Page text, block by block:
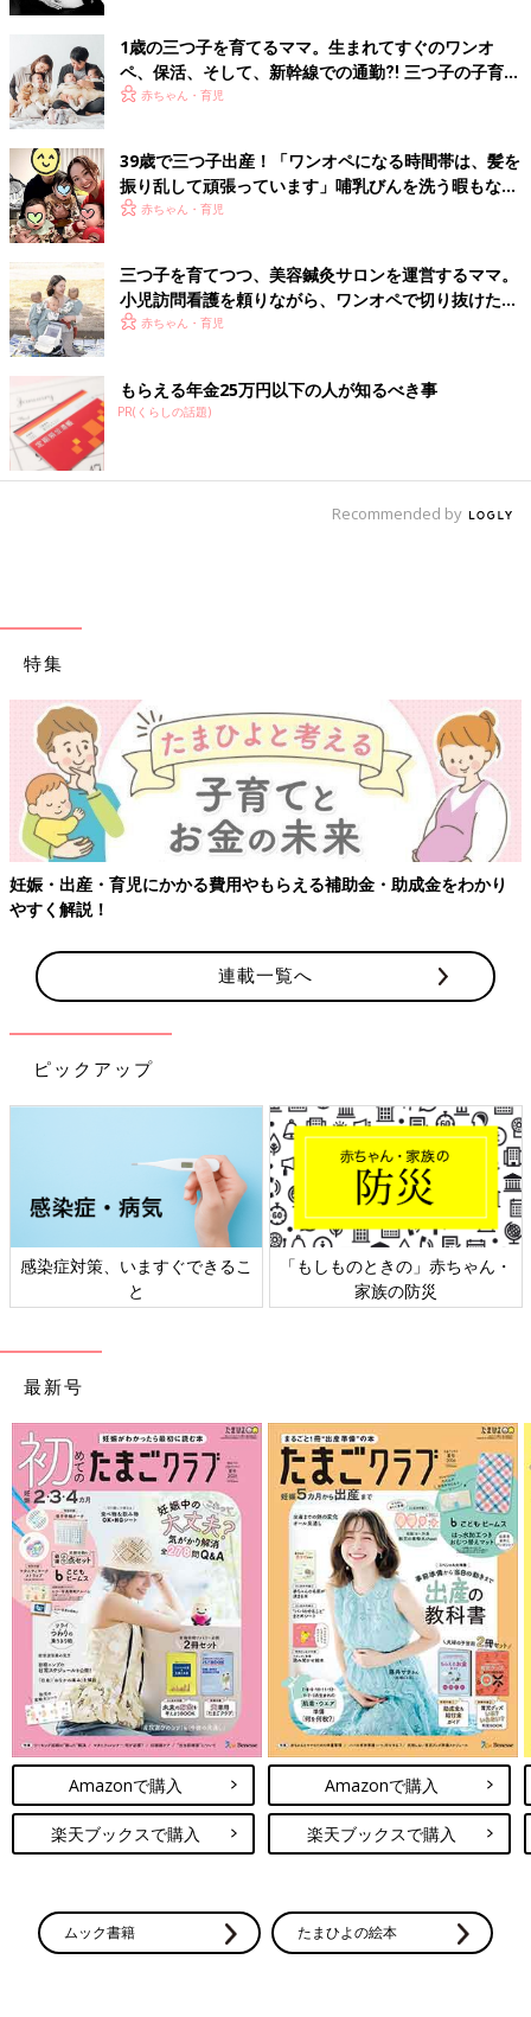
三つ子が幼稚園の年中さんの時のお話です。
確か金曜日だったような。毎日の幼稚園で、週末って3人とも疲
れきってるんですよね。
私も何かこの日に色々あってヘトヘトな日なのでした。
4人ともが疲れきってる中、絶対その日に行かなければいけませ
ん。
え・寝かしけ…まだまだやる事が多い中、3人とも注射で機嫌が
悪く全く思うように進まないのです…。
それを全て解決するには…！新しいおもちゃしかない…！とひら
めいたのでした。
嫌が良くなりませんか？うちの三つ子はそうなのです。大喜びに
なって、注射のグズグズも半減するだろう…！！！
何もない日にポンポンおもちゃを与えるような事はしたくなかっ
たのですが…、この日は私が疲れきってヘトヘトでもう限界なの
でした。。。
1人500円まで、と決めておもちゃ屋さんで大喜びで好きなおも
注射のときはやっぱり泣いちゃったけれど、新しく買ってもらっ
たおもちゃが嬉しいので3人とも頑張れます。
機嫌が悪いからっておもちゃを買い与えるなんて、という罪悪感
は強くありましたが…。
しょっちゅうできる事ではないですしね。
でもでも！この大変な時間を1500円で解決できるなら…！！！と
割り切って、なんとか乗り越えたのでした☆
[三つ子まみれな毎日＃132] 三つ子と予
防接種 ～幼児ワンオペバージョン～
こんにちは！宮瀬とまとです。 2012年産まれ
の三つ子のお母さんをしてます！ 三つ子たちと
てんやわんやな毎日を過ごしております♪ 前
回、三つ子が予防接種の赤ちゃんのときのお話
を描きました。 さて今回は三つ子が幼児期のワ
ンオペの時期です。
「三つ子まみれな毎日」今までのお話はこちら
[宮瀬とまと]
2012年産まれ三つ子のお母さん。
まさかの初妊娠で三つ子！夫は単身赴任でワンオペ！手も足りな
Twitter
@mitsugobiyori
1歳の三つ子を育てるママ。生まれてすぐのワンオ
ペ、保活、そして、新幹線での通勤⁈ 三つ子の子育て
のリアル【多胎育児体験談】
赤ちゃん・育児
39歳で三つ子出産！「ワンオペになる時間帯は、髪を
振り乱して頑張っています」哺乳びんを洗う暇もない
怒涛の育児とは！？【桑子英里アナ・インタビュー】
赤ちゃん・育児
三つ子を育てつつ、美容鍼灸サロンを運営するママ。
小児訪問看護を頼りながら、ワンオペで切り抜けた赤
ちゃん育児！【多胎インタビュー・後編】
赤ちゃん・育児
もらえる年金25万円以下の人が知るべき事
PR(くらしの話題)
Recommended by
特集
妊娠・出産・育児にかかる費用やもらえる補助金・助成金をわかり
やすく解説！
連載一覧へ
ピックアップ
感染症対策、いますぐできるこ
と
「もしものときの」赤ちゃん・
家族の防災
最新号
Amazonで購入
楽天ブックスで購入
Amazonで購入
楽天ブックスで購入
ムック書籍 たまひよの絵本